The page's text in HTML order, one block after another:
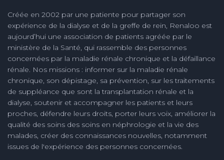
Créée en 2002 par une patiente pour partager son
expérience de la dialyse et de la greffe de rein, Renaloo est
aujourd’hui une association de patients agréée par le
ministère de la Santé, qui rassemble des personnes
concernées par la maladie rénale chronique et la défaillance
rénale. Nos missions : informer sur la maladie rénale
chronique, son dépistage, sa prévention, sur les traitements
de suppléance que sont la transplantation rénale et la
dialyse, soutenir et accompagner les patients et leurs
proches, défendre leurs droits, porter leurs voix, améliorer la
qualité des soins des soins en néphrologie et la vie des
malades, créer des connaissances nouvelles, notamment
issues de l'expérience des personnes concernées.